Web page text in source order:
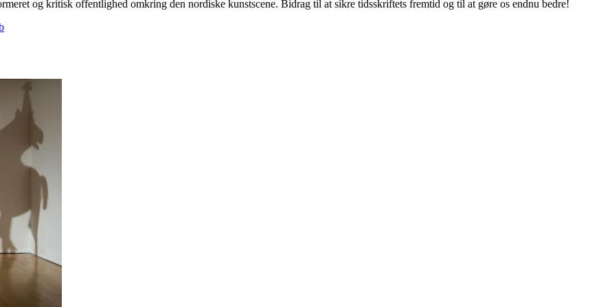
og kritisk offentlighed omkring den nordiske kunstscene. Bidrag til at sikre tidsskriftets fremtid og til at gøre os endnu bedre!